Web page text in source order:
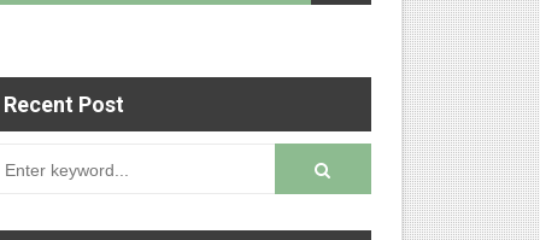
மின்னல் கல்விச் செய்தி இணையதளத்தில்
Recent Post